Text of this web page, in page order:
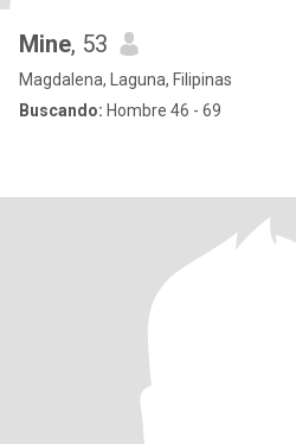
Mine, 53
Magdalena, Laguna, Filipinas
Buscando: Hombre 46 - 69